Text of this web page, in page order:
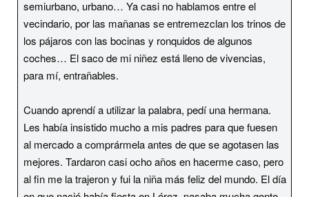
semiurbano, urbano… Ya casi no hablamos entre el
vecindario, por las mañanas se entremezclan los trinos de
los pájaros con las bocinas y ronquidos de algunos
coches… El saco de mi niñez está lleno de vivencias,
para mí, entrañables.
Cuando aprendí a utilizar la palabra, pedí una hermana.
Les había insistido mucho a mis padres para que fuesen
al mercado a comprármela antes de que se agotasen las
mejores. Tardaron casi ocho años en hacerme caso, pero
al fin me la trajeron y fui la niña más feliz del mundo. El día